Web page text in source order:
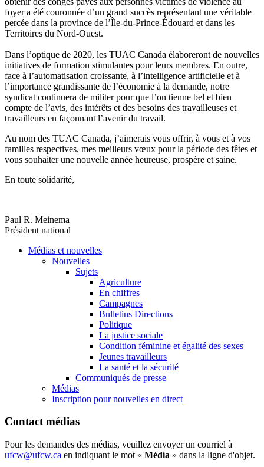
foyer a été couronnée d’un grand succès représentant une véritable
percée dans la province de l’Île-du-Prince-Édouard et dans les
Territoires du Nord-Ouest.
Dans l’optique de 2020, les TUAC Canada élaboreront de nouvelles
initiatives de formation stimulantes pour leurs membres. En outre,
face à l’automatisation croissante, à l’intelligence artificielle et à
l’importance grandissante de l’économie à la demande, notre
syndicat continuera de militer pour que l’on tienne bel et bien
compte de l’avis, des intérêts et des besoins des travailleuses et
travailleurs en façonnant l’avenir du travail.
Au nom des TUAC Canada, j’aimerais vous offrir, à vous et à vos
familles respectives, mes meilleurs vœux pour la période des fêtes et
vous souhaiter une nouvelle année heureuse, prospère et saine.
En toute solidarité,
Paul R. Meinema
Président national
Médias et nouvelles
Nouvelles
Sujets
Agriculture
En chiffres
Campagnes
Bulletins Directions
Politique
La justice sociale
Condition féminine et égalité des sexes
Jeunes travailleurs
La santé et la sécurité
Communiqués de presse
Médias
Inscription pour nouvelles en direct
Contact médias
Pour les demandes des médias, veuillez envoyer un courriel à
ufcw@ufcw.ca en indiquant le mot « Média » dans la ligne d'objet.